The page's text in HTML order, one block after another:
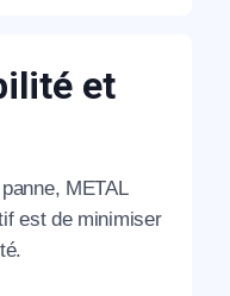
et
METAL
est de minimiser